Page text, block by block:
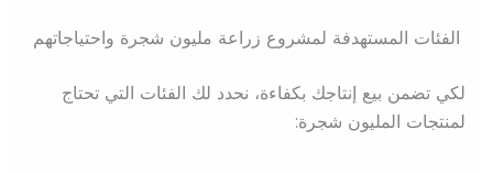
الفئات المستهدفة لمشروع زراعة مليون شجرة واحتياجاتهم
لكي تضمن بيع إنتاجك بكفاءة، نحدد لك الفئات التي تحتاج
لمنتجات المليون شجرة: